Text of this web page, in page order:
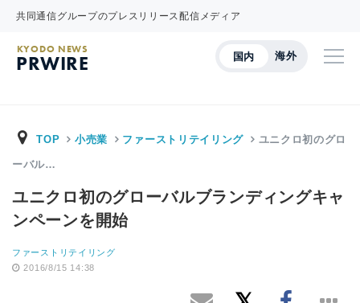
共同通信グループのプレスリリース配信メディア
国内 海外
KYODO NEWS
PRWIRE
TOP 小売業 ファーストリテイリング ユニクロ初のグロ
ーバル…
ユニクロ初のグローバルブランディングキャ
ンペーンを開始
ファーストリテイリング
2016/8/15 14:38